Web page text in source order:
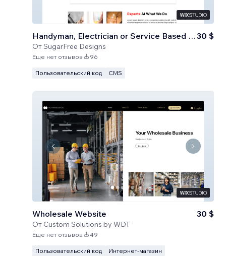
Handyman, Electrician or Service Based Business
ОтSugarFree Designs
30 $
Еще нет отзывов 96
Пользовательский код CMS
Wholesale Website
От Custom Solutions by WDT
30 $
Еще нет отзывов 49
Пользовательский код Интернет-магазин